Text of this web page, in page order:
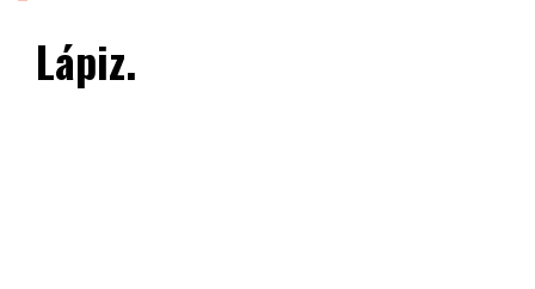
Lápiz.